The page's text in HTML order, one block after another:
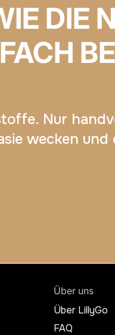
DIE
Nur
wecken und
Über uns
Über LillyGo
FAQ